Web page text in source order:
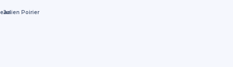
Julien Poirier